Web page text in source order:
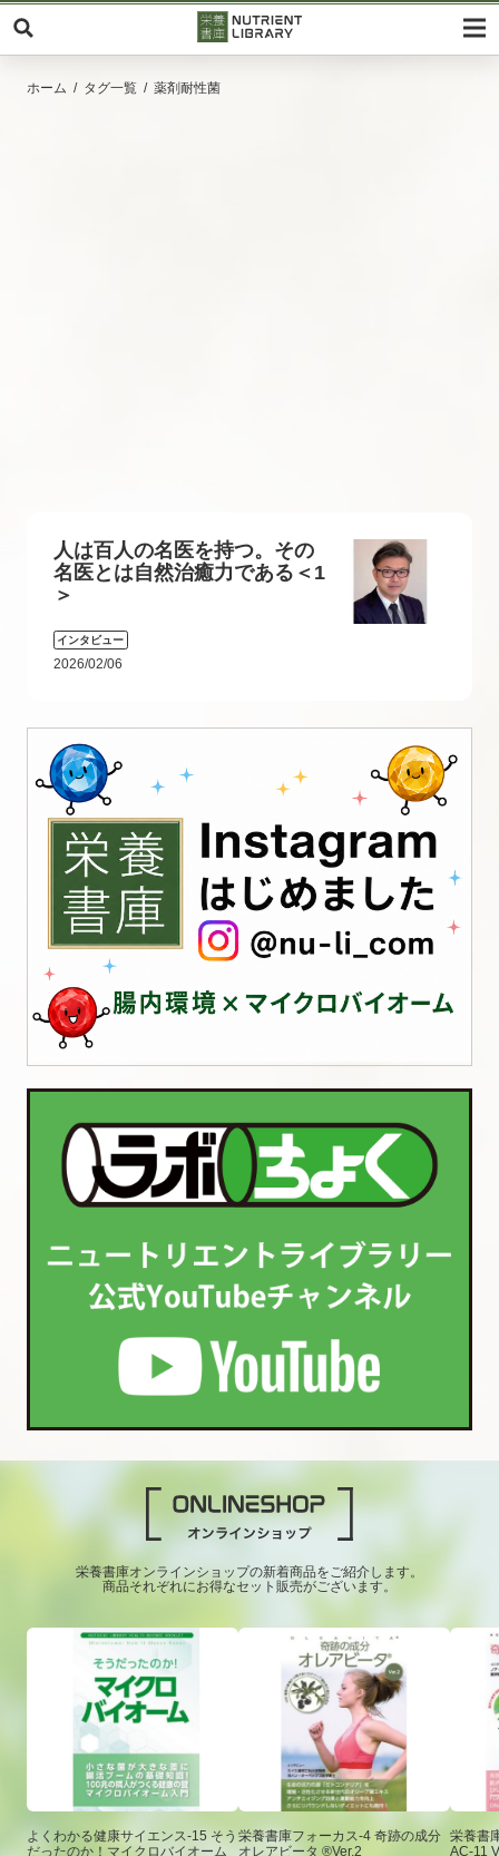
ホーム タグ一覧 薬剤耐性菌
人は百人の名医を持つ。その
名医とは自然治癒力である＜1
＞
インタビュー
2026/02/06
栄養書庫オンラインショップの新着商品をご紹介します。
商品それぞれにお得なセット販売がございます。
よくわかる健康サイエンス-15 そう
だったのか！マイクロバイオーム
栄養書庫フォーカス-4 奇跡の成分
オレアビータ ®Ver.2
栄養書
AC-11